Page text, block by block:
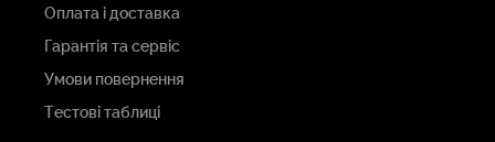
Оплата і доставка
Гарантія та сервіс
Умови повернення
Тестові таблиці